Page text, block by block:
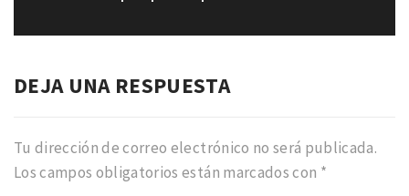
DEJA UNA RESPUESTA
Tu dirección de correo electrónico no será publicada.
Los campos obligatorios están marcados con *